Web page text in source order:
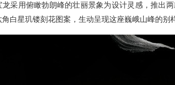
龙采用俯瞰勃朗峰的壮丽景象为设计灵感，推出
白星玑镂刻花图案，生动呈现这座巍峨山峰的别